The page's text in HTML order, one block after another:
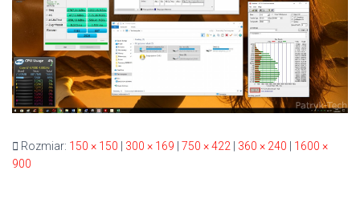
Rozmiar: 150 × 150 300 × 169 750 × 422 360 × 240
1600 ×
900